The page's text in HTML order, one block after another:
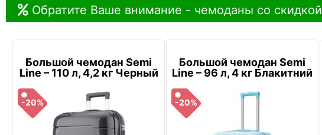
Обратите Ваше внимание - чемоданы со скидкой
Большой чемодан Semi
Line – 110 л, 4,2 кг Черный
-20%
Большой чемодан Semi
Line – 96 л, 4 кг Блакитний
-20%